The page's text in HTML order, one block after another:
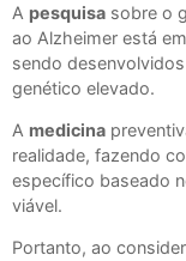
A pesquisa sobre o
ao Alzheimer está
sendo
genético elevado.
A medicina
realidade, fazendo
específico baseado
viável.
Portanto, ao